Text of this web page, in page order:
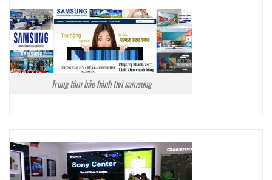
Trung tâm bảo hành tivi samsung